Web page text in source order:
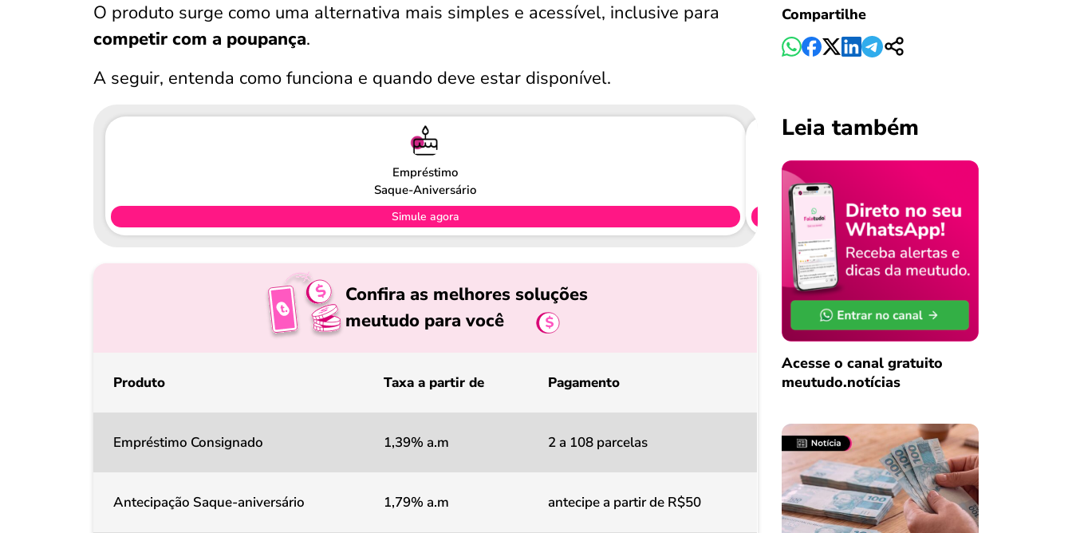
O produto surge como uma alternativa mais simples e acessível, inclusive para
competir com a poupança.
A seguir, entenda como funciona e quando deve estar disponível.
Empréstimo
Saque-Aniversário
Simule agora
Confira as melhores soluções
meutudo para você
Produto Taxa a partir de Pagamento
Empréstimo Consignado 1,39% a.m 2 a 108 parcelas
Antecipação Saque-aniversário 1,79% a.m antecipe a partir de R$50
Compartilhe
Leia também
Acesse o canal gratuito
meutudo.notícias